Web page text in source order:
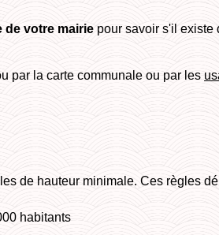
de votre mairie pour savoir s'il existe
par la carte communale ou par les
de hauteur minimale. Ces règles
habitants